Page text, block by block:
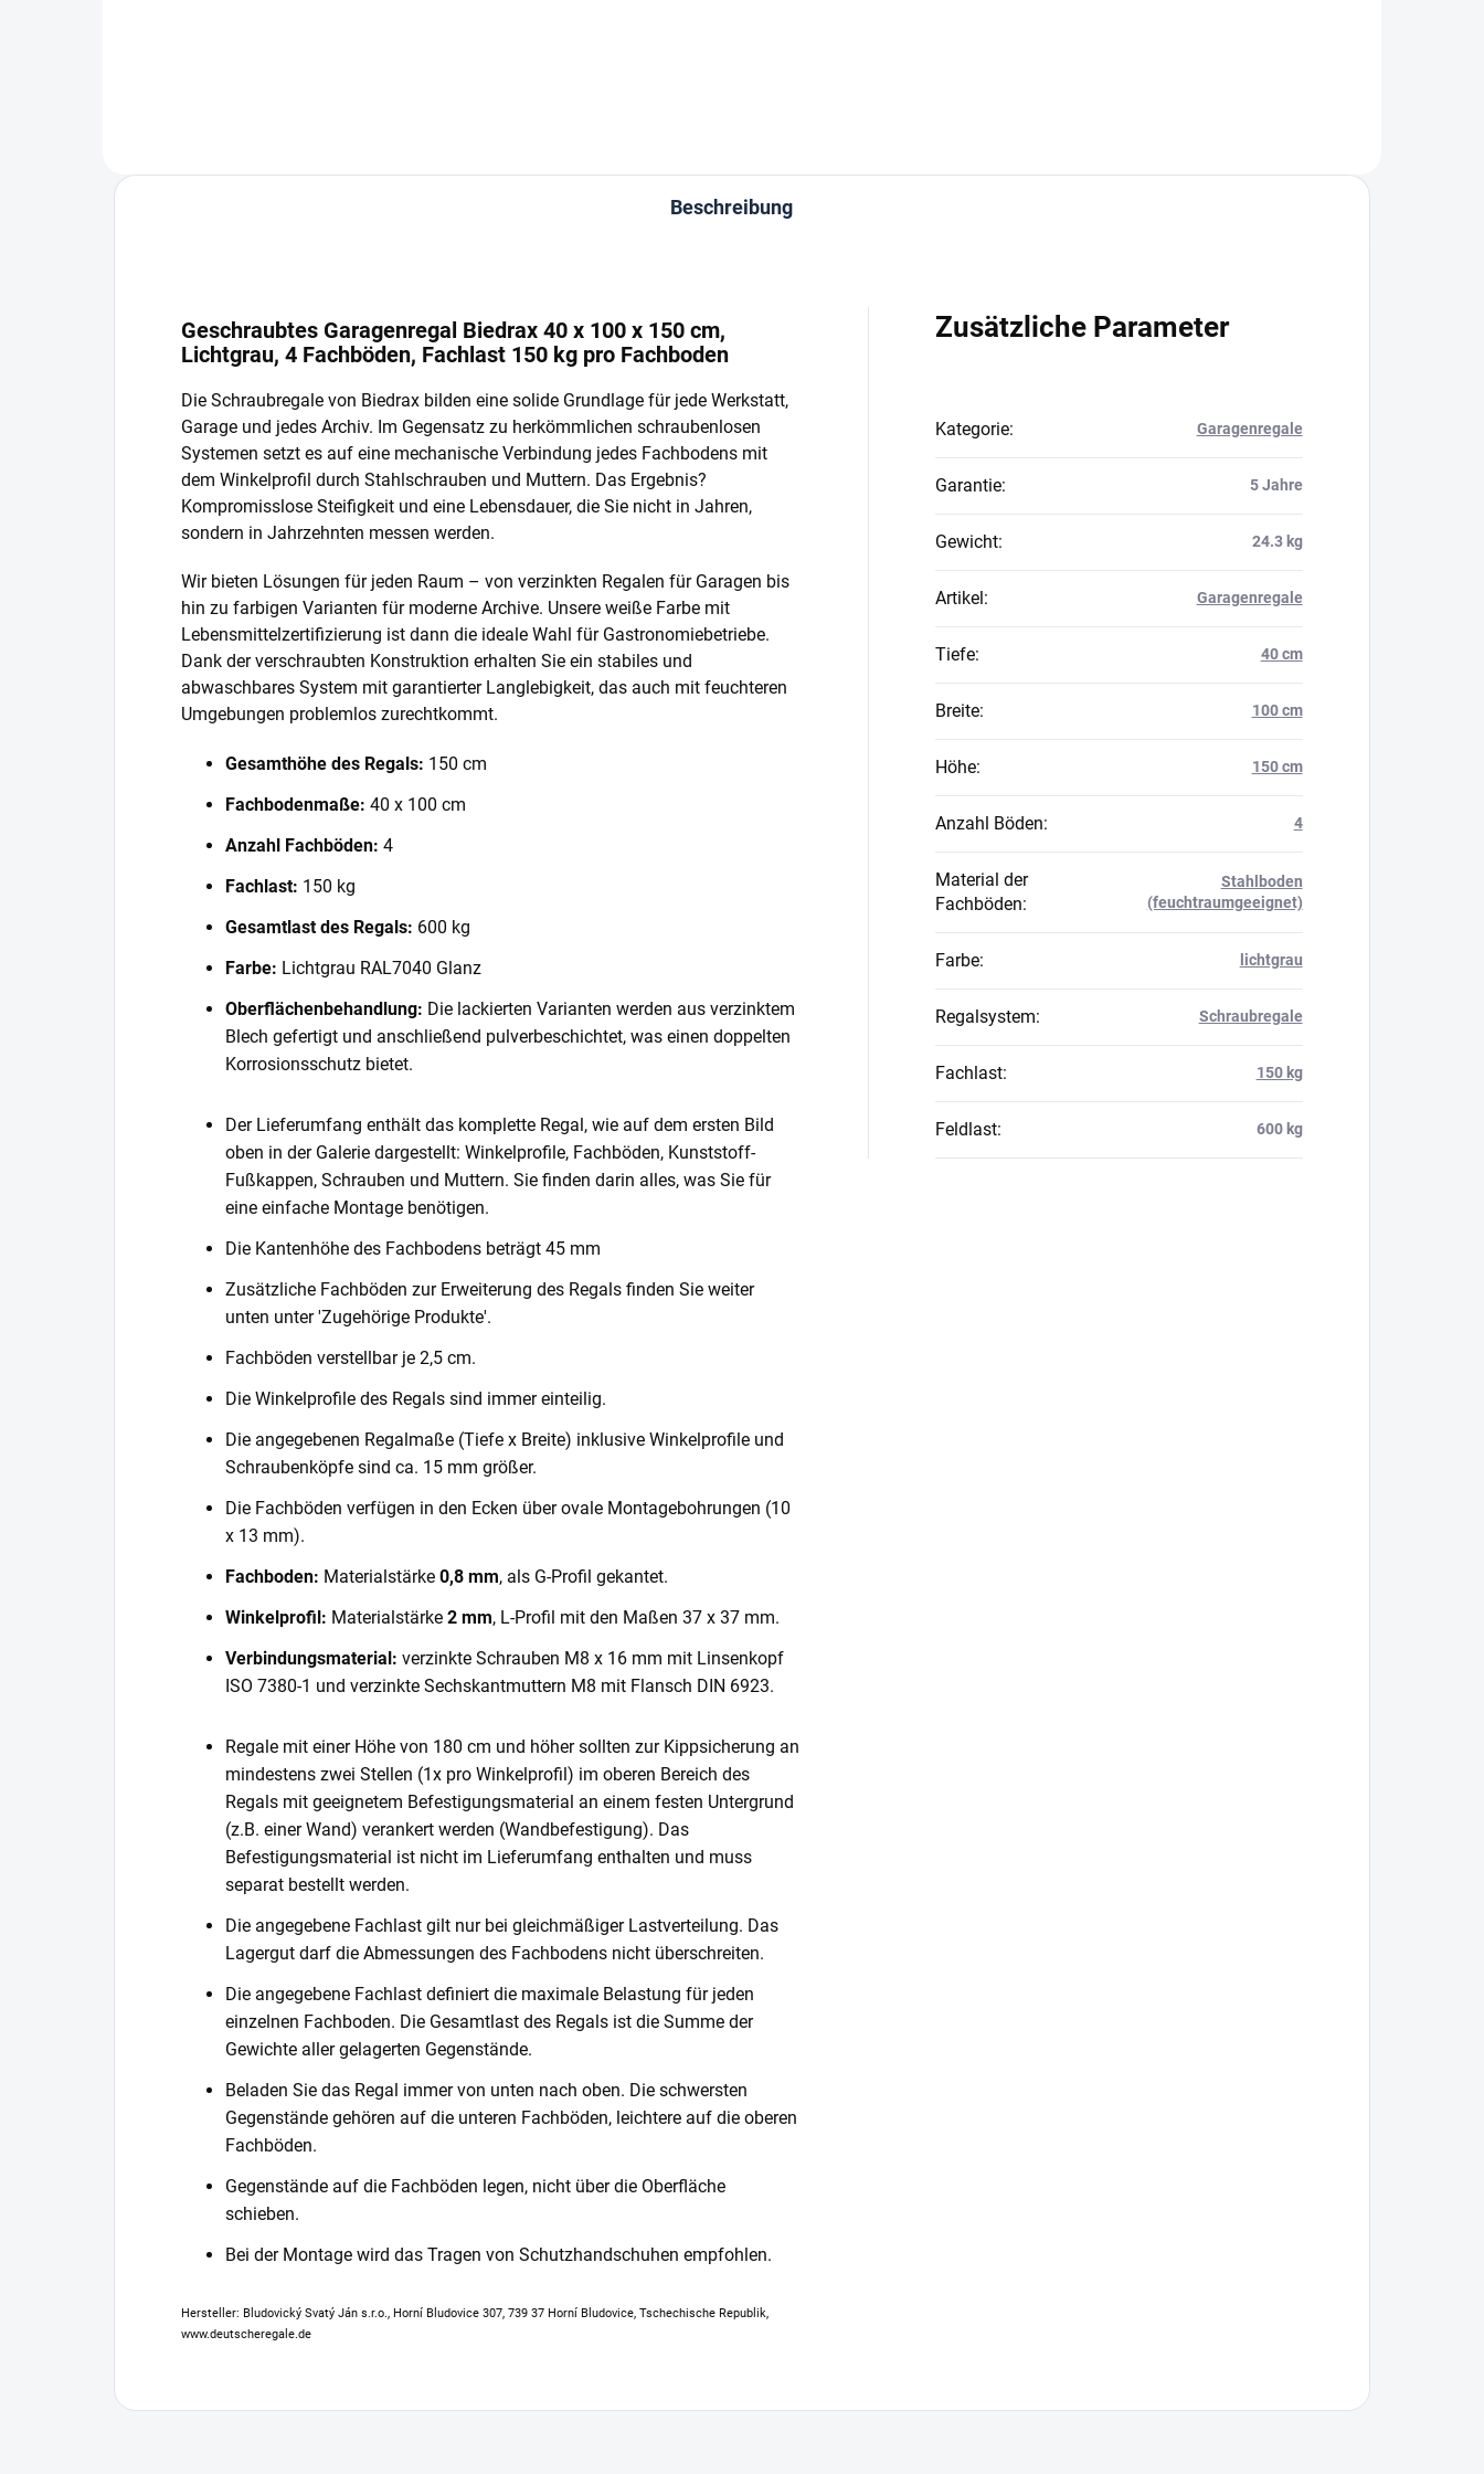
Beschreibung
Geschraubtes Garagenregal Biedrax 40 x 100 x 150 cm,
Lichtgrau, 4 Fachböden, Fachlast 150 kg pro Fachboden
Die Schraubregale von Biedrax bilden eine solide Grundlage für jede Werkstatt,
Garage und jedes Archiv. Im Gegensatz zu herkömmlichen schraubenlosen
Systemen setzt es auf eine mechanische Verbindung jedes Fachbodens mit
dem Winkelprofil durch Stahlschrauben und Muttern. Das Ergebnis?
Kompromisslose Steifigkeit und eine Lebensdauer, die Sie nicht in Jahren,
sondern in Jahrzehnten messen werden.
Wir bieten Lösungen für jeden Raum – von verzinkten Regalen für Garagen bis
hin zu farbigen Varianten für moderne Archive. Unsere weiße Farbe mit
Lebensmittelzertifizierung ist dann die ideale Wahl für Gastronomiebetriebe.
Dank der verschraubten Konstruktion erhalten Sie ein stabiles und
abwaschbares System mit garantierter Langlebigkeit, das auch mit feuchteren
Umgebungen problemlos zurechtkommt.
Gesamthöhe des Regals: 150 cm
Fachbodenmaße: 40 x 100 cm
Anzahl Fachböden: 4
Fachlast: 150 kg
Gesamtlast des Regals: 600 kg
Farbe: Lichtgrau RAL7040 Glanz
Oberflächenbehandlung: Die lackierten Varianten werden aus verzinktem
Blech gefertigt und anschließend pulverbeschichtet, was einen doppelten
Korrosionsschutz bietet.
Der Lieferumfang enthält das komplette Regal, wie auf dem ersten Bild
oben in der Galerie dargestellt: Winkelprofile, Fachböden, Kunststoff-
Fußkappen, Schrauben und Muttern. Sie finden darin alles, was Sie für
eine einfache Montage benötigen.
Die Kantenhöhe des Fachbodens beträgt 45 mm
Zusätzliche Fachböden zur Erweiterung des Regals finden Sie weiter
unten unter 'Zugehörige Produkte'.
Fachböden verstellbar je 2,5 cm.
Die Winkelprofile des Regals sind immer einteilig.
Die angegebenen Regalmaße (Tiefe x Breite) inklusive Winkelprofile und
Schraubenköpfe sind ca. 15 mm größer.
Die Fachböden verfügen in den Ecken über ovale Montagebohrungen (10
x 13 mm).
Fachboden: Materialstärke 0,8 mm, als G-Profil gekantet.
Winkelprofil: Materialstärke 2 mm, L-Profil mit den Maßen 37 x 37 mm.
Verbindungsmaterial: verzinkte Schrauben M8 x 16 mm mit Linsenkopf
ISO 7380-1 und verzinkte Sechskantmuttern M8 mit Flansch DIN 6923.
Regale mit einer Höhe von 180 cm und höher sollten zur Kippsicherung an
mindestens zwei Stellen (1x pro Winkelprofil) im oberen Bereich des
Regals mit geeignetem Befestigungsmaterial an einem festen Untergrund
(z.B. einer Wand) verankert werden (Wandbefestigung). Das
Befestigungsmaterial ist nicht im Lieferumfang enthalten und muss
separat bestellt werden.
Die angegebene Fachlast gilt nur bei gleichmäßiger Lastverteilung. Das
Lagergut darf die Abmessungen des Fachbodens nicht überschreiten.
Die angegebene Fachlast definiert die maximale Belastung für jeden
einzelnen Fachboden. Die Gesamtlast des Regals ist die Summe der
Gewichte aller gelagerten Gegenstände.
Beladen Sie das Regal immer von unten nach oben. Die schwersten
Gegenstände gehören auf die unteren Fachböden, leichtere auf die oberen
Fachböden.
Gegenstände auf die Fachböden legen, nicht über die Oberfläche
schieben.
Bei der Montage wird das Tragen von Schutzhandschuhen empfohlen.
Hersteller: Bludovický Svatý Ján s.r.o., Horní Bludovice 307, 739 37 Horní Bludovice, Tschechische Republik,
www.deutscheregale.de
Zusätzliche Parameter
Kategorie: Garagenregale
Garantie: 5 Jahre
Gewicht: 24.3 kg
Artikel: Garagenregale
Tiefe: 40 cm
Breite: 100 cm
Höhe: 150 cm
Anzahl Böden: 4
Material der
Fachböden:
Stahlboden
(feuchtraumgeeignet)
Farbe: lichtgrau
Regalsystem: Schraubregale
Fachlast: 150 kg
Feldlast: 600 kg